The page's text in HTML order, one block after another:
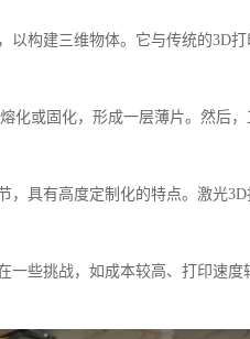
以构建三维物体。它与传统的3D打
化或固化，形成一层薄片。然后
具有高度定制化的特点。激光3D
一些挑战，如成本较高、打印速度